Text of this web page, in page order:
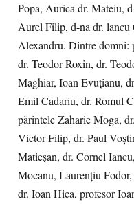
Popa, Aurica dr. Mateiu,
Aurel Filip, d-na dr. lancu
Alexandru. Dintre domni:
dr. Teodor Roxin, dr.
Maghiar, Ioan Evuţianu,
Emil Cadariu, dr. Romul
părintele Zaharie Moga,
Victor Filip, dr. Paul
Matieşan, dr. Cornel
Mocanu, Laurenţiu
dr. Ioan Hica, profesor